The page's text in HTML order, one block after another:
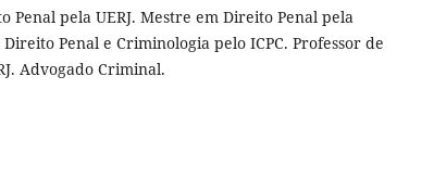
Penal pela UERJ. Mestre em Direito Penal pela
Direito Penal e Criminologia pelo ICPC. Professor de
Advogado Criminal.